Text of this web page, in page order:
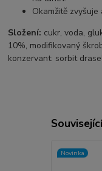
Okamžitě
Složení: cukr, voda,
10%, modifikovaný
konzervant: sorbit
Novinka